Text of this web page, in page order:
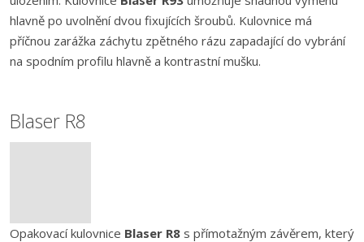
hlavně po uvolnění dvou fixujících šroubů. Kulovnice má
příčnou zarážka záchytu zpětného rázu zapadající do vybrání
na spodním profilu hlavně a kontrastní mušku.
Blaser R8
Opakovací kulovnice Blaser R8 s přímotažným závěrem, který